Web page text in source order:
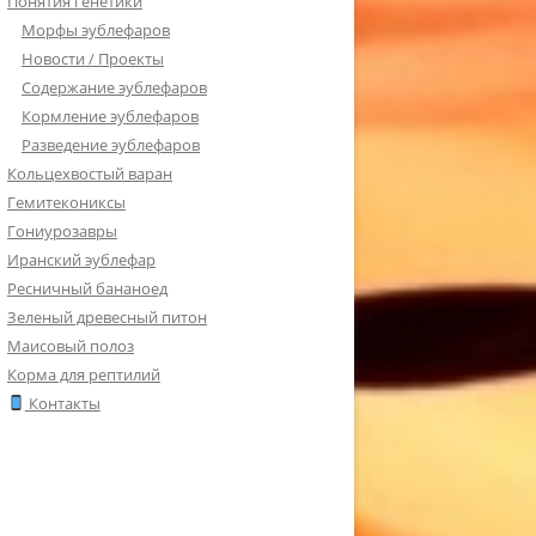
Морфы эублефаров
Новости / Проекты
Содержание эублефаров
Кормление эублефаров
Разведение эублефаров
Кольцехвостый варан
Гемитекониксы
Гониурозавры
Иранский эублефар
Ресничный бананоед
Зеленый древесный питон
Маисовый полоз
Корма для рептилий
Контакты